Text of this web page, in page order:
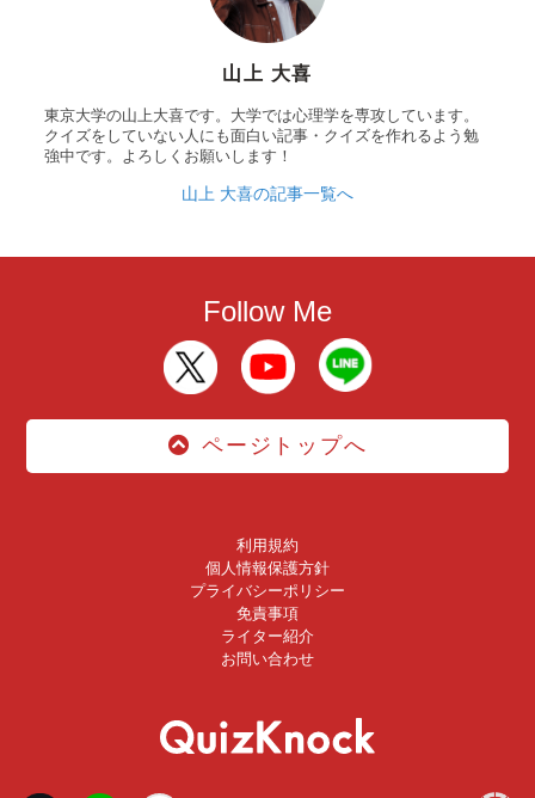
山上 大喜
東京大学の山上大喜です。大学では心理学を専攻しています。
クイズをしていない人にも面白い記事・クイズを作れるよう勉
強中です。よろしくお願いします！
山上 大喜の記事一覧へ
Follow Me
ページトップへ
利用規約
個人情報保護方針
プライバシーポリシー
免責事項
ライター紹介
お問い合わせ